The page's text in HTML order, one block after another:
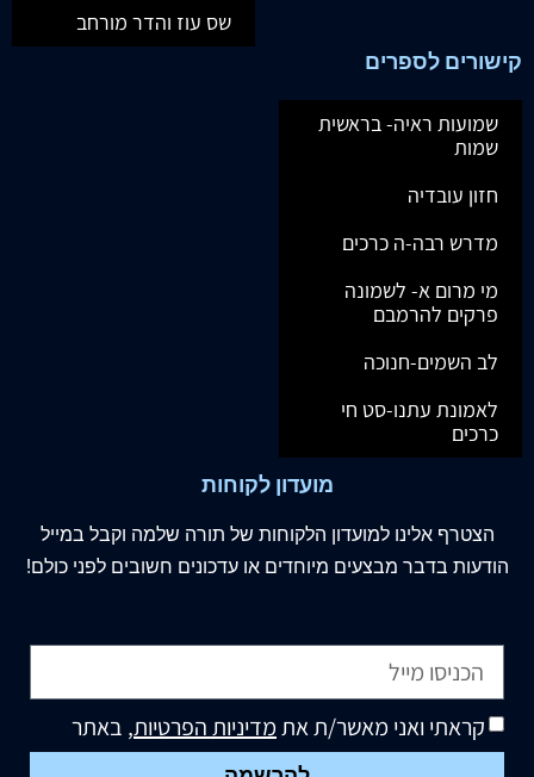
שס עוז והדר מורחב
קישורים לספרים
שמועות ראיה- בראשית
שמות
חזון עובדיה
מדרש רבה-ה כרכים
מי מרום א- לשמונה
פרקים להרמבם
לב השמים-חנוכה
לאמונת עתנו-סט חי
כרכים
מועדון לקוחות
הצטרף אלינו למועדון הלקוחות של תורה שלמה וקבל במייל
הודעות בדבר מבצעים מיוחדים או עדכונים חשובים לפני כולם!
קראתי ואני מאשר/ת אתמדיניות הפרטיות, באתר